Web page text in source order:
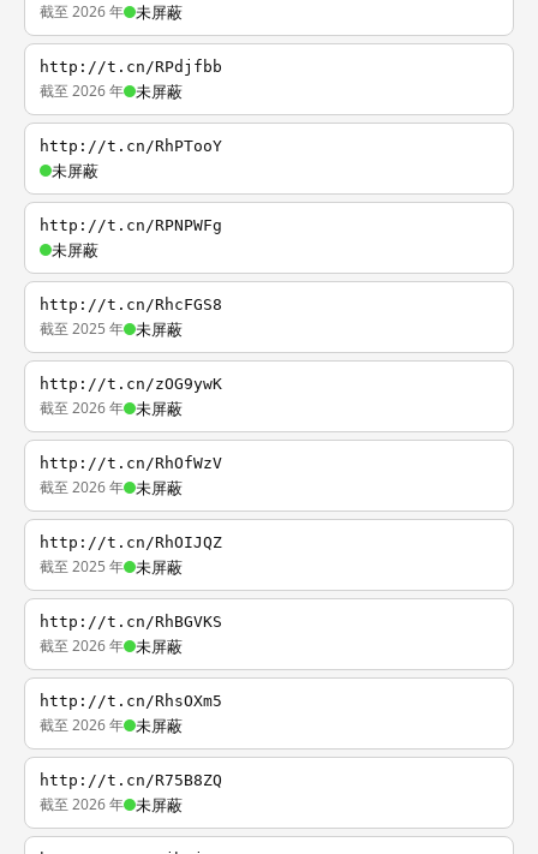
截至 2026 年 未屏蔽
http://t.cn/RPdjfbb
截至 2026 年 未屏蔽
http://t.cn/RhPTooY
未屏蔽
http://t.cn/RPNPWFg
未屏蔽
http://t.cn/RhcFGS8
截至 2025 年 未屏蔽
http://t.cn/zOG9ywK
截至 2026 年 未屏蔽
http://t.cn/RhOfWzV
截至 2026 年 未屏蔽
http://t.cn/RhOIJQZ
截至 2025 年 未屏蔽
http://t.cn/RhBGVKS
截至 2026 年 未屏蔽
http://t.cn/RhsOXm5
截至 2026 年 未屏蔽
http://t.cn/R75B8ZQ
截至 2026 年 未屏蔽